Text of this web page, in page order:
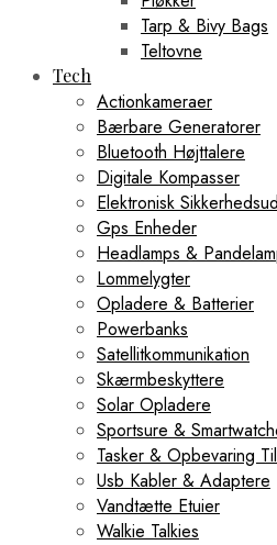
Tarp & Bivy Bags
Teltovne
Tech
Actionkameraer
Bærbare Generatorer
Bluetooth Højttalere
Digitale Kompasser
Elektronisk
Gps Enheder
Headlamps &
Lommelygter
Opladere & Batterier
Powerbanks
Satellitkommunikation
Skærmbeskyttere
Solar Opladere
Sportsure &
Tasker & Opbevaring
Usb Kabler & Adaptere
Vandtætte Etuier
Walkie Talkies